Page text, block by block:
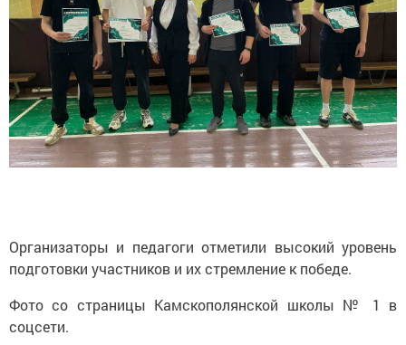
Организаторы и педагоги отметили высокий уровень
подготовки участников и их стремление к победе.
Фото со страницы Камскополянской школы № 1 в
соцсети.